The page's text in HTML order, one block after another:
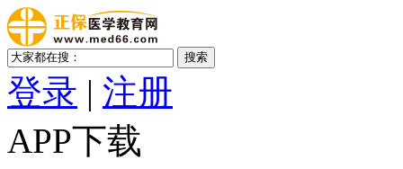
登录 | 注册
APP下载